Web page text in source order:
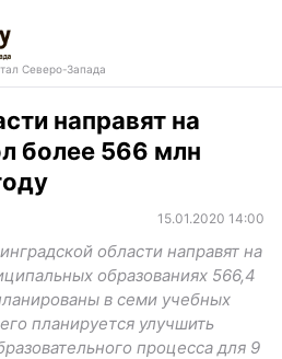
Северо-Запада
направят на
более 566 млн
15.01.2020 14:00
области направят на
образованиях 566,4
в семи учебных
планируется улучшить
процесса для 9